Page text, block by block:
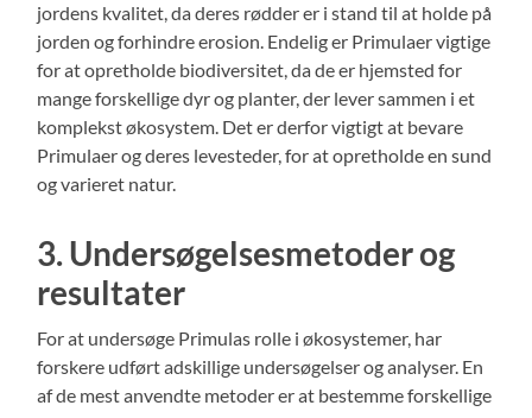
jordens kvalitet, da deres rødder er i stand til at holde på
jorden og forhindre erosion. Endelig er Primulaer vigtige
for at opretholde biodiversitet, da de er hjemsted for
mange forskellige dyr og planter, der lever sammen i et
komplekst økosystem. Det er derfor vigtigt at bevare
Primulaer og deres levesteder, for at opretholde en sund
og varieret natur.
3. Undersøgelsesmetoder og
resultater
For at undersøge Primulas rolle i økosystemer, har
forskere udført adskillige undersøgelser og analyser. En
af de mest anvendte metoder er at bestemme forskellige